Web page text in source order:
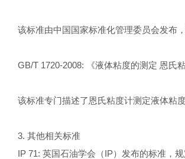
该标准由中国国家标准化管理委员会发布
GB/T 1720-2008: 《液体粘度的测定 恩氏粘
该标准专门描述了恩氏粘度计测定液体粘
3. 其他相关标准
IP 71: 英国石油学会（IP）发布的标准，